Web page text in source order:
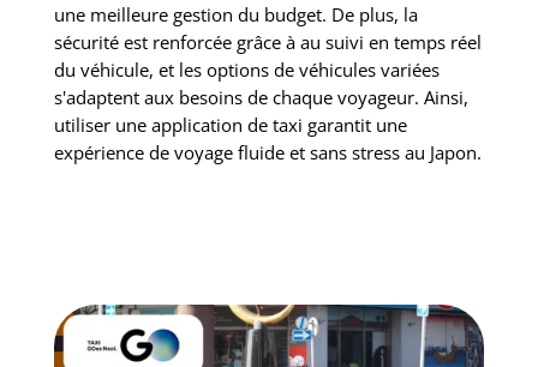
une meilleure gestion du budget. De plus, la
sécurité est renforcée grâce à au suivi en temps réel
du véhicule, et les options de véhicules variées
s'adaptent aux besoins de chaque voyageur. Ainsi,
utiliser une application de taxi garantit une
expérience de voyage fluide et sans stress au Japon.